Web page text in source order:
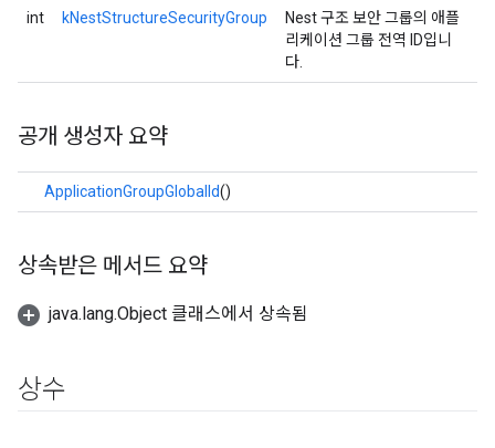
int kNestStructureSecurityGroup
Nest 구조 보안 그룹의 애플
리케이션 그룹 전역 ID입니
다.
공개 생성자 요약
ApplicationGroupGlobalId()
상속받은 메서드 요약
java.lang.Object 클래스에서 상속됨
상수